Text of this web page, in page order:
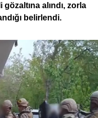
alındı, zorla
belirlendi.